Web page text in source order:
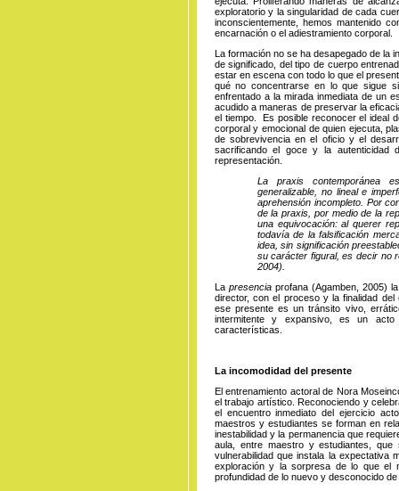
exploratorio y la singularidad de cada
inconscientemente, hemos mantenido
encarnación o el adiestramiento corporal.
La formación no se ha desapegado de la
de significado, del tipo de cuerpo
estar en escena con todo lo que el
qué no concentrarse en lo que sigue
enfrentado a la mirada inmediata de un
acudido a maneras de preservar la
el tiempo. Es posible reconocer el ideal
corporal y emocional de quien ejecuta,
de sobrevivencia en el oficio y el
sacrificando el goce y la autenticidad
representación.
La praxis contemporánea
generalizable, no lineal e
aprehensión incompleto. Por
de la praxis, por medio de la
una equivocación: al querer
todavía de la falsificación
idea, sin significación
su carácter figural, es decir no
2004).
La presenciaprofana (Agamben, 2005)
director, con el proceso y la finalidad
ese presente es un tránsito vivo,
intermitente y expansivo, es un
características.
La incomodidad del presente
El entrenamiento actoral de Nora
el trabajo artístico. Reconociendo y
el encuentro inmediato del ejercicio
maestros y estudiantes se forman en
inestabilidad y la permanencia que
aula, entre maestro y estudiantes,
vulnerabilidad que instala la expectativa
exploración y la sorpresa de lo que el
profundidad de lo nuevo y desconocido